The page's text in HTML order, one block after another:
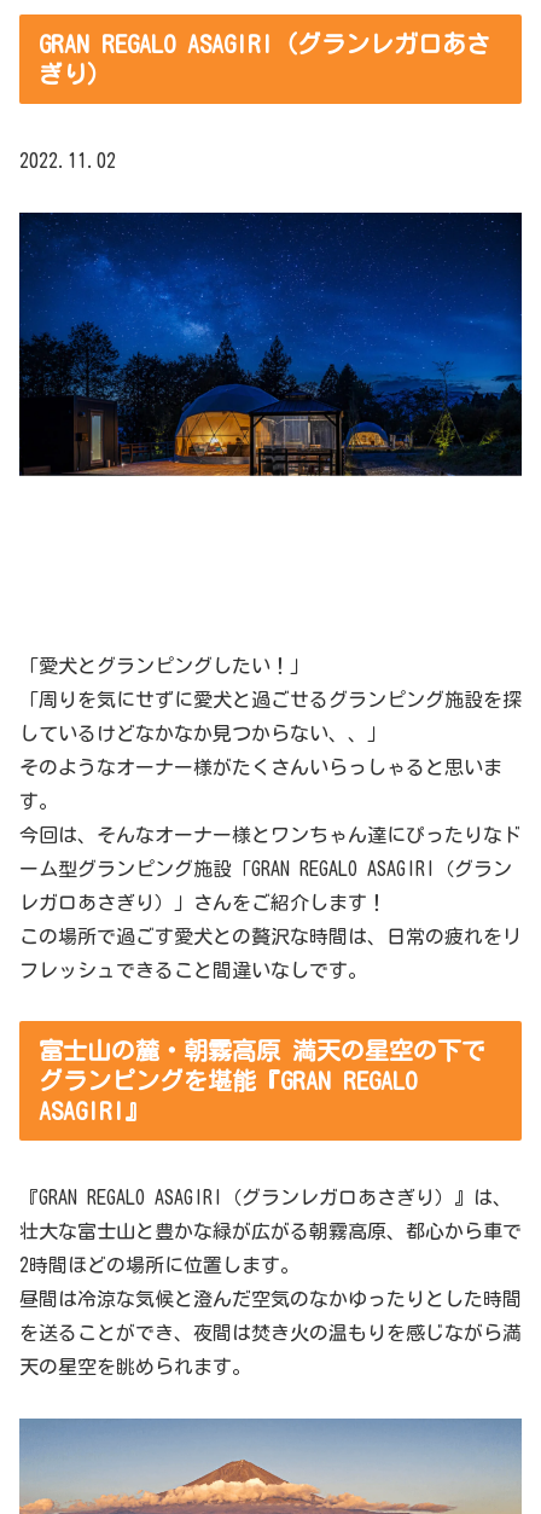
GRAN REGALO ASAGIRI（グランレガロあさ
ぎり）
2022.11.02
「愛犬とグランピングしたい！」
「周りを気にせずに愛犬と過ごせるグランピング施設を探
しているけどなかなか見つからない、、」
そのようなオーナー様がたくさんいらっしゃると思いま
す。
今回は、そんなオーナー様とワンちゃん達にぴったりなド
ーム型グランピング施設「GRAN REGALO ASAGIRI（グラン
レガロあさぎり）」さんをご紹介します！
この場所で過ごす愛犬との贅沢な時間は、日常の疲れをリ
フレッシュできること間違いなしです。
富士山の麓・朝霧高原 満天の星空の下で
グランピングを堪能『GRAN REGALO
ASAGIRI』
『GRAN REGALO ASAGIRI（グランレガロあさぎり）』は、
壮大な富士山と豊かな緑が広がる朝霧高原、都心から車で
2時間ほどの場所に位置します。
昼間は冷涼な気候と澄んだ空気のなかゆったりとした時間
を送ることができ、夜間は焚き火の温もりを感じながら満
天の星空を眺められます。